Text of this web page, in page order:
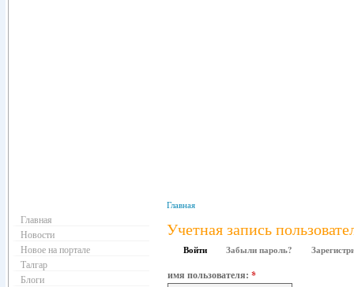
Главная
Учетная запись
Войти Забыли пароль?
имя пользователя: *
Главная
Новости
Новое на портале
Талгар
Блоги